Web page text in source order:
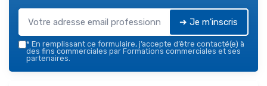
➔ Je m'inscris
* En remplissant ce formulaire, j’accepte d’être contacté(e) à
des fins commerciales par Formations commerciales et ses
partenaires.